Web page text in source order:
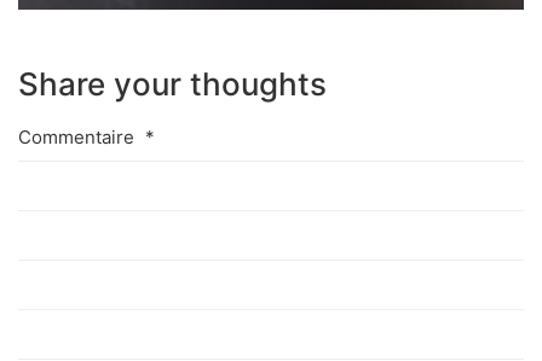
Share your thoughts
Commentaire *